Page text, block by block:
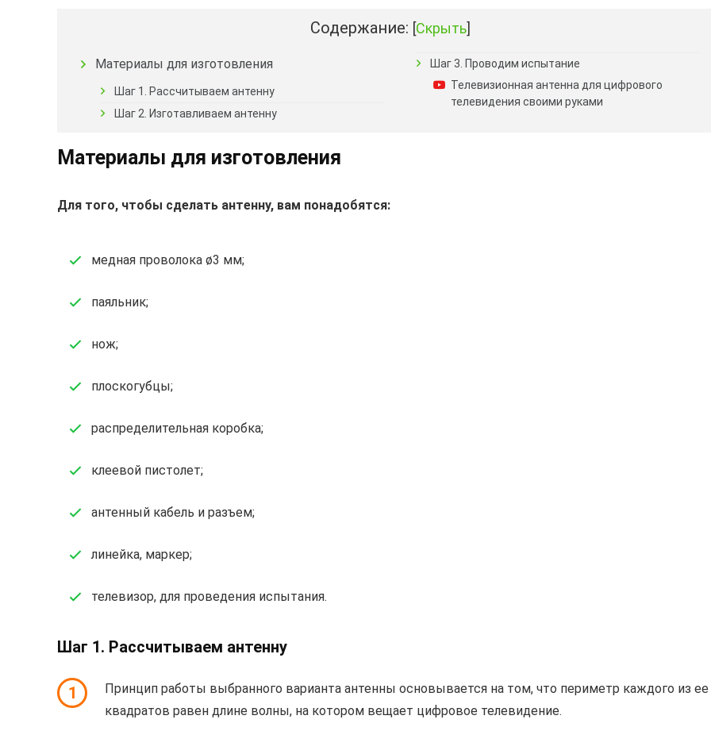
Содержание: [Скрыть]
Материалы для изготовления
Шаг 1. Рассчитываем антенну
Шаг 2. Изготавливаем антенну
Шаг 3. Проводим испытание
Телевизионная антенна для цифрового
телевидения своими руками
Материалы для изготовления
Для того, чтобы сделать антенну, вам понадобятся:
медная проволока ø3 мм;
паяльник;
нож;
плоскогубцы;
распределительная коробка;
клеевой пистолет;
антенный кабель и разъем;
линейка, маркер;
телевизор, для проведения испытания.
Шаг 1. Рассчитываем антенну
1
Принцип работы выбранного варианта антенны основывается на том, что периметр каждого из ее
квадратов равен длине волны, на котором вещает цифровое телевидение.